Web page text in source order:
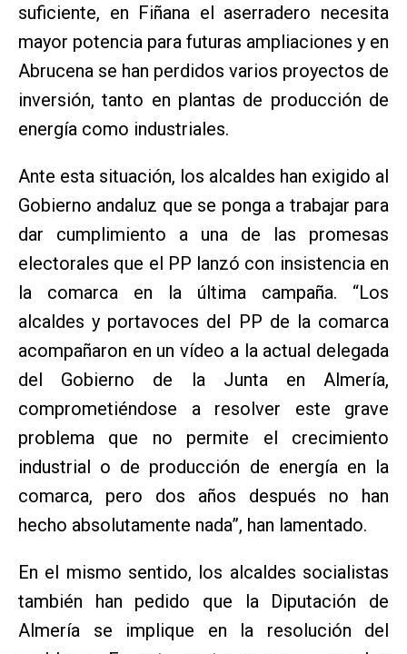
suficiente, en Fiñana el aserradero necesita
mayor potencia para futuras ampliaciones y en
Abrucena se han perdidos varios proyectos de
inversión, tanto en plantas de producción de
energía como industriales.
Ante esta situación, los alcaldes han exigido al
Gobierno andaluz que se ponga a trabajar para
dar cumplimiento a una de las promesas
electorales que el PP lanzó con insistencia en
la comarca en la última campaña. “Los
alcaldes y portavoces del PP de la comarca
acompañaron en un vídeo a la actual delegada
del Gobierno de la Junta en Almería,
comprometiéndose a resolver este grave
problema que no permite el crecimiento
industrial o de producción de energía en la
comarca, pero dos años después no han
hecho absolutamente nada”, han lamentado.
En el mismo sentido, los alcaldes socialistas
también han pedido que la Diputación de
Almería se implique en la resolución del